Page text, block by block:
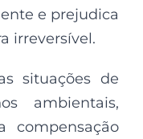
e prejudica
irreversível.
situações de
ambientais,
compensação